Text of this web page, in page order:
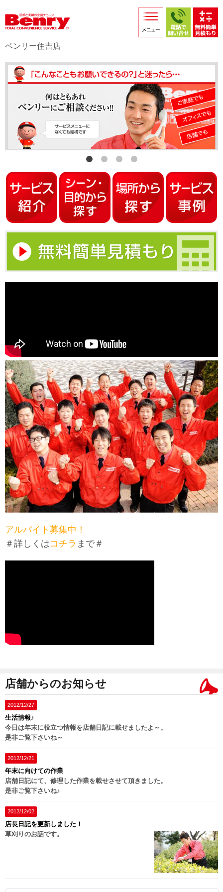
採用情報
店舗からのお知らせ
店舗日記
スタッフ紹介
プライバシーポリシー
本部スマホサイト
ベンリー住吉店
アルバイト募集中！
＃詳しくはコチラ まで＃
店舗からのお知らせ
2012/12/27
生活情報♪
今日は年末に役立つ情報を店舗日記に載せましたよ～。
是非ご覧下さいね～
2012/12/21
年末に向けての作業
店舗日記にて、修理した作業を載せさせて頂きました。
是非ご覧下さいね♪
2012/12/02
店長日記を更新しました！
草刈りのお話です。